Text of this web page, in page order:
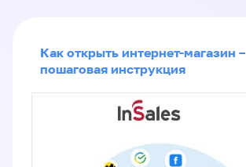
Как открыть интернет-магазин –
пошаговая инструкция